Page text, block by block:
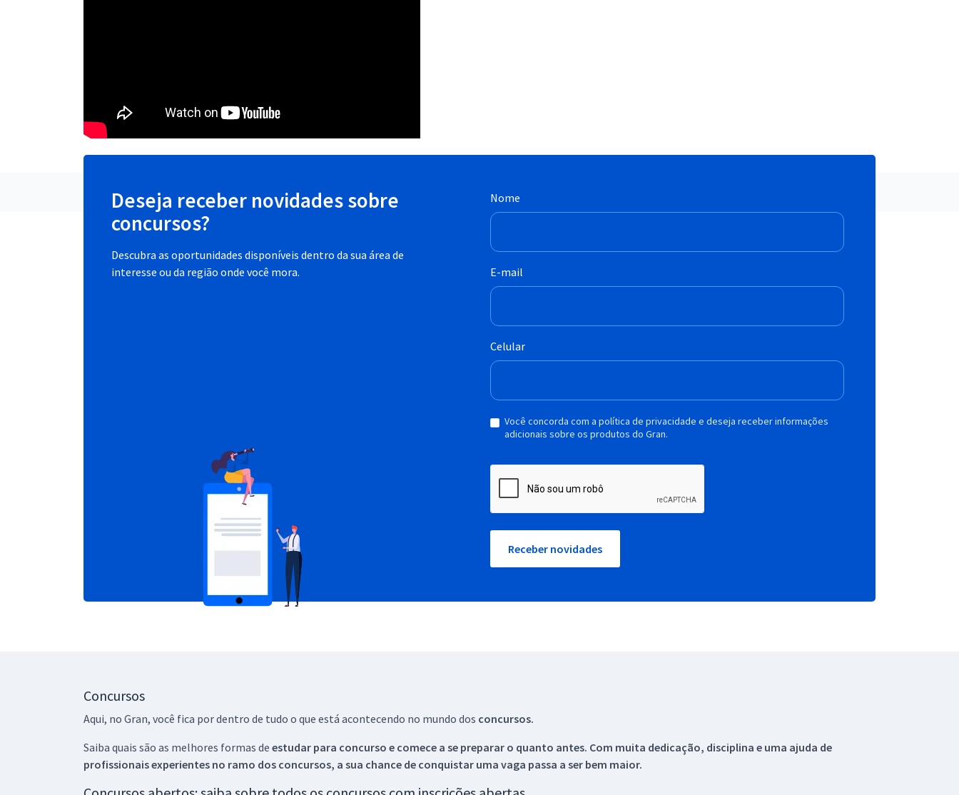
Deseja receber novidades sobre
concursos?
Descubra as oportunidades disponíveis dentro da sua área de
interesse ou da região onde você mora.
Nome
E-mail
Celular
Você concorda com a política de privacidade e deseja receber informações
adicionais sobre os produtos do Gran.
Receber novidades
Concursos
Aqui, no Gran, você fica por dentro de tudo o que está acontecendo no mundo dos concursos.
Saiba quais são as melhores formas de estudar para concurso e comece a se preparar o quanto antes. Com muita dedicação, disciplina e uma ajuda de
profissionais experientes no ramo dos concursos, a sua chance de conquistar uma vaga passa a ser bem maior.